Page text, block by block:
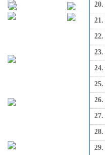
20.
21.
22.
23.
24.
25.
26.
27.
28.
29.